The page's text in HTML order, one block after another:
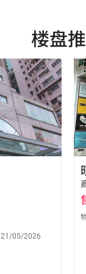
楼盘
21/05/2026